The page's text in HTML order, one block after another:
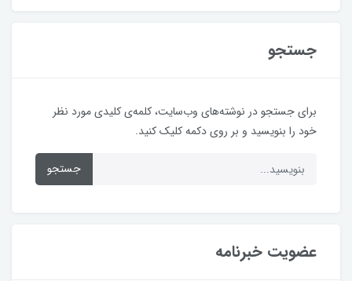
جستجو
برای جستجو در نوشته‌های وب‌سایت، کلمه‌ی کلیدی مورد نظر
خود را بنویسید و بر روی دکمه کلیک کنید.
جستجو
عضویت خبرنامه